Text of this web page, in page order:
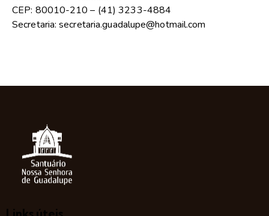
CEP: 80010-210 – (41) 3233-4884
Secretaria: secretaria.guadalupe@hotmail.com